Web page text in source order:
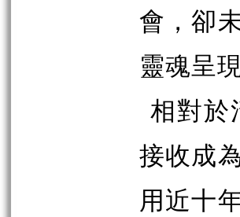
會，卻
靈魂呈
相對於
接收成
用近十